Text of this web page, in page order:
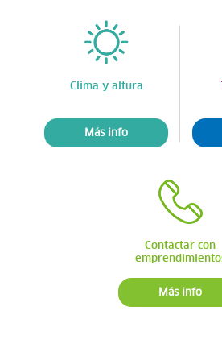
Clima y altura
Más info
Contactar con
Más info